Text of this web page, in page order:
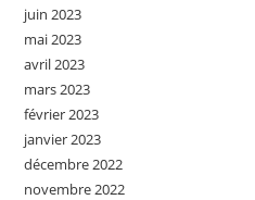
juin 2023
mai 2023
avril 2023
mars 2023
février 2023
janvier 2023
décembre 2022
novembre 2022